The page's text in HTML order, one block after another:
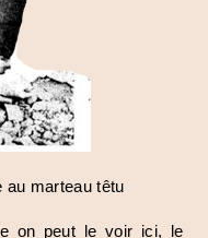
au marteau têtu
on peut le voir ici, le